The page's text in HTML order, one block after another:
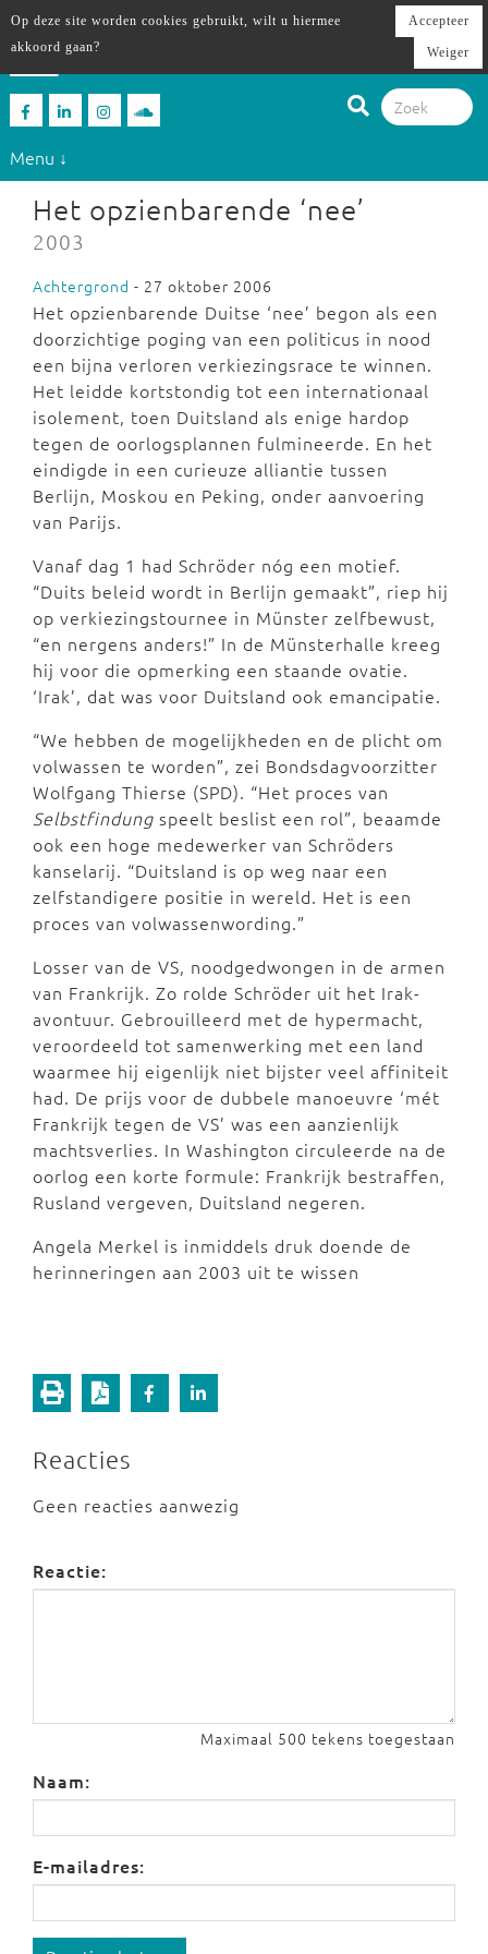
Menu ↓
Het opzienbarende ‘nee’
2003
Achtergrond - 27 oktober 2006
Het opzienbarende Duitse ‘nee’ begon als een
doorzichtige poging van een politicus in nood
een bijna verloren verkiezingsrace te winnen.
Het leidde kortstondig tot een internationaal
isolement, toen Duitsland als enige hardop
tegen de oorlogsplannen fulmineerde. En het
eindigde in een curieuze alliantie tussen
Berlijn, Moskou en Peking, onder aanvoering
van Parijs.
Vanaf dag 1 had Schröder nóg een motief.
“Duits beleid wordt in Berlijn gemaakt”, riep hij
op verkiezingstournee in Münster zelfbewust,
“en nergens anders!” In de Münsterhalle kreeg
hij voor die opmerking een staande ovatie.
‘Irak’, dat was voor Duitsland ook emancipatie.
“We hebben de mogelijkheden en de plicht om
volwassen te worden”, zei Bondsdagvoorzitter
Wolfgang Thierse (SPD). “Het proces van
Selbstfindung speelt beslist een rol”, beaamde
ook een hoge medewerker van Schröders
kanselarij. “Duitsland is op weg naar een
zelfstandigere positie in wereld. Het is een
proces van volwassenwording.”
Losser van de VS, noodgedwongen in de armen
van Frankrijk. Zo rolde Schröder uit het Irak-
avontuur. Gebrouilleerd met de hypermacht,
veroordeeld tot samenwerking met een land
waarmee hij eigenlijk niet bijster veel affiniteit
had. De prijs voor de dubbele manoeuvre ‘mét
Frankrijk tegen de VS’ was een aanzienlijk
machtsverlies. In Washington circuleerde na de
oorlog een korte formule: Frankrijk bestraffen,
Rusland vergeven, Duitsland negeren.
Angela Merkel is inmiddels druk doende de
herinneringen aan 2003 uit te wissen
Reacties
Geen reacties aanwezig
Reactie:
Maximaal 500 tekens toegestaan
Naam:
E-mailadres:
Op deze site worden cookies gebruikt, wilt u hiermee
akkoord gaan?
Accepteer
Weiger